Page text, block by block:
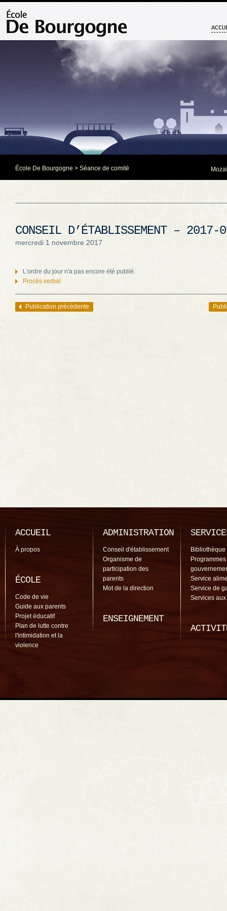
École De Bourgogne > Séance de comité
CONSEIL D’ÉTABLISSEMENT – 2017-
mercredi 1 novembre 2017
L'ordre du jour n'a pas encore été publié.
Procès verbal
Navigation des articles
Publication précédente
ACCUEIL
À propos
ÉCOLE
Code de vie
Guide aux parents
Projet éducatif
Plan de lutte contre
l'intimidation et la
violence
ADMINISTRATION
Conseil d'établissement
Organisme de
participation des
parents
Mot de la direction
ENSEIGNEMENT
Bibliothèque
Programmes
Service
Service de
Services